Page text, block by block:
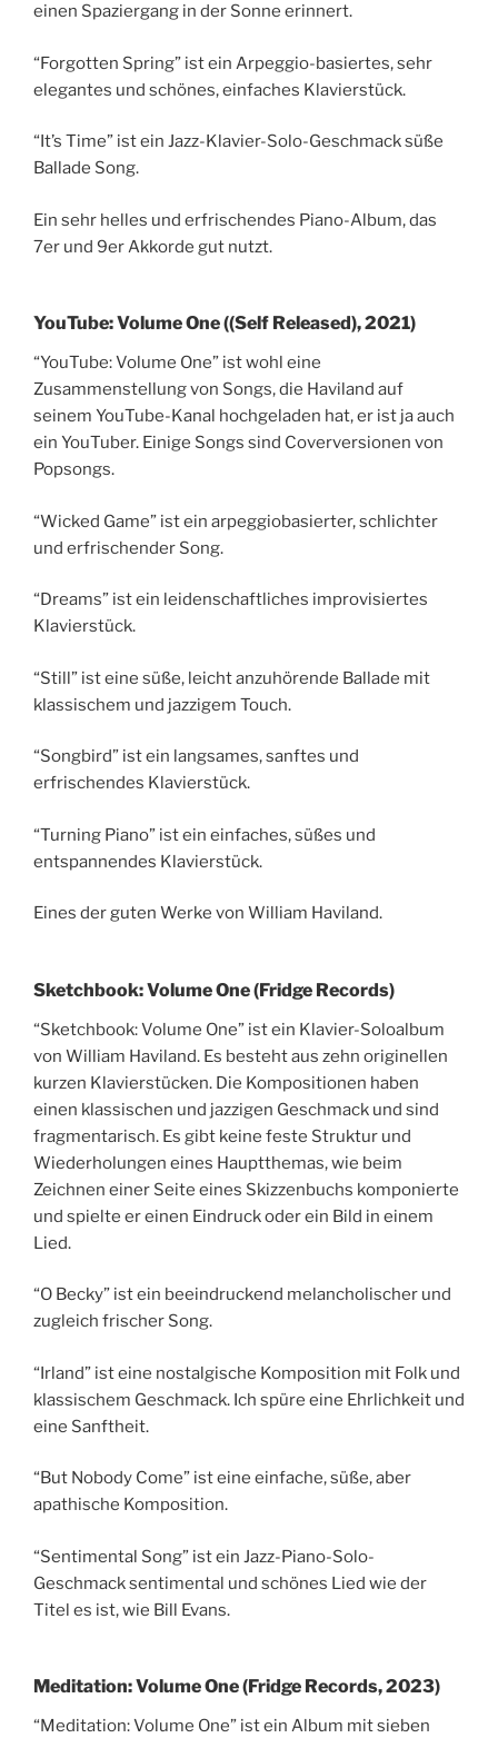
einen Spaziergang in der Sonne erinnert.
“Forgotten Spring” ist ein Arpeggio-basiertes, sehr
elegantes und schönes, einfaches Klavierstück.
“It’s Time” ist ein Jazz-Klavier-Solo-Geschmack süße
Ballade Song.
Ein sehr helles und erfrischendes Piano-Album, das
7er und 9er Akkorde gut nutzt.
YouTube: Volume One ((Self Released), 2021)
“YouTube: Volume One” ist wohl eine
Zusammenstellung von Songs, die Haviland auf
seinem YouTube-Kanal hochgeladen hat, er ist ja auch
ein YouTuber. Einige Songs sind Coverversionen von
Popsongs.
“Wicked Game” ist ein arpeggiobasierter, schlichter
und erfrischender Song.
“Dreams” ist ein leidenschaftliches improvisiertes
Klavierstück.
“Still” ist eine süße, leicht anzuhörende Ballade mit
klassischem und jazzigem Touch.
“Songbird” ist ein langsames, sanftes und
erfrischendes Klavierstück.
“Turning Piano” ist ein einfaches, süßes und
entspannendes Klavierstück.
Eines der guten Werke von William Haviland.
Sketchbook: Volume One (Fridge Records)
“Sketchbook: Volume One” ist ein Klavier-Soloalbum
von William Haviland. Es besteht aus zehn originellen
kurzen Klavierstücken. Die Kompositionen haben
einen klassischen und jazzigen Geschmack und sind
fragmentarisch. Es gibt keine feste Struktur und
Wiederholungen eines Hauptthemas, wie beim
Zeichnen einer Seite eines Skizzenbuchs komponierte
und spielte er einen Eindruck oder ein Bild in einem
Lied.
“O Becky” ist ein beeindruckend melancholischer und
zugleich frischer Song.
“Irland” ist eine nostalgische Komposition mit Folk und
klassischem Geschmack. Ich spüre eine Ehrlichkeit und
eine Sanftheit.
“But Nobody Come” ist eine einfache, süße, aber
apathische Komposition.
“Sentimental Song” ist ein Jazz-Piano-Solo-
Geschmack sentimental und schönes Lied wie der
Titel es ist, wie Bill Evans.
Meditation: Volume One (Fridge Records, 2023)
“Meditation: Volume One” ist ein Album mit sieben